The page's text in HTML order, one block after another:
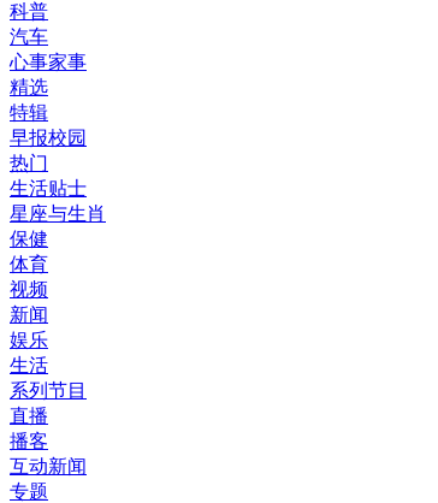
科普
汽车
心事家事
精选
特辑
早报校园
热门
生活贴士
星座与生肖
保健
体育
视频
新闻
娱乐
生活
系列节目
直播
播客
互动新闻
专题